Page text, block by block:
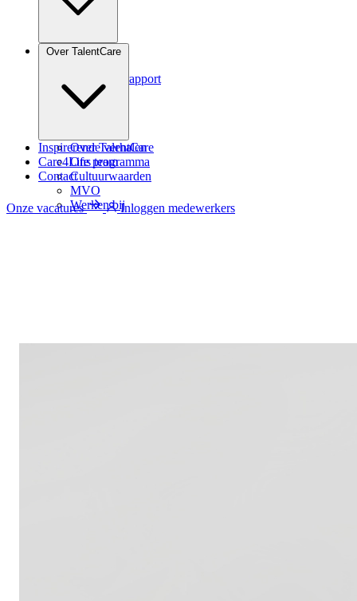
Zindicator
Zindicator rapport
Over TalentCare
Over TalentCare
Ons team
Cultuurwaarden
MVO
Werken bij
Inspirerende verhalen
Care4Life programma
Contact
Onze vacatures Inloggen medewerkers